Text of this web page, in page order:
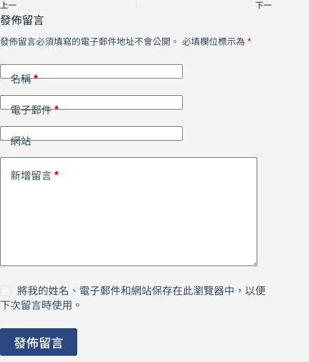
上一 下一
發佈留言
發佈留言必須填寫的電子郵件地址不會公開。 必填欄位標示為 *
名稱*
電子郵件*
網站
新增留言 *
將我的姓名、電子郵件和網站保存在此瀏覽器中，以便
下次留言時使用。
發佈留言